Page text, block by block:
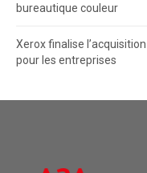
bureautique couleur
Xerox finalise
pour les entreprises